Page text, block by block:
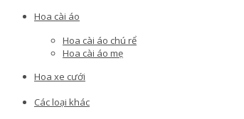
Hoa cài áo
Hoa cài áo chú rể
Hoa cài áo mẹ
Hoa xe cưới
Các loại khác